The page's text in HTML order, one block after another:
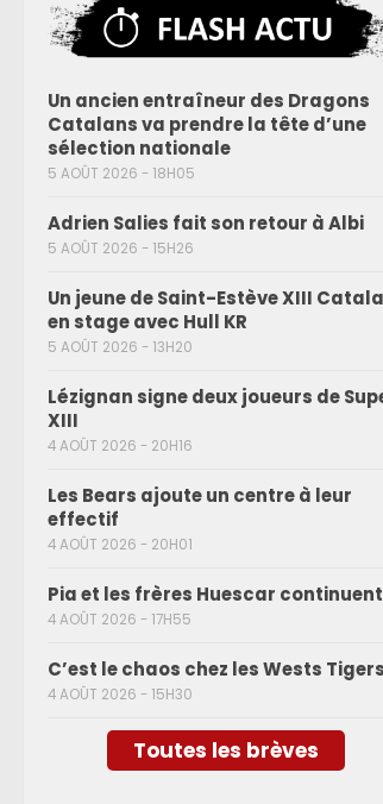
Un ancien entraîneur des Dragons
Catalans va prendre la tête d’une
sélection nationale
5 AOÛT 2026 - 18H05
Adrien Salies fait son retour à Albi
5 AOÛT 2026 - 15H26
Un jeune de Saint-Estève XIII
en stage avec Hull KR
5 AOÛT 2026 - 13H20
Lézignan signe deux joueurs de
XIII
4 AOÛT 2026 - 20H16
Les Bears ajoute un centre à leur
effectif
4 AOÛT 2026 - 20H01
Pia et les frères Huescar continuent
4 AOÛT 2026 - 17H55
C’est le chaos chez les Wests Tigers
4 AOÛT 2026 - 15H30
Toutes les brèves